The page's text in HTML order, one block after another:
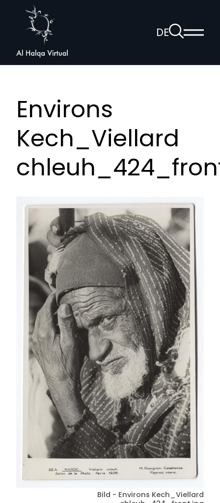
Halqa
DEZur
Suchseite
Environs
Kech_Viellard
Bild - Environs Kech_Viellard